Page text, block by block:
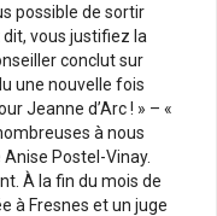
possible de sortir
dit, vous justifiez la
conclut sur
une nouvelle fois
Jeanne d’Arc ! » – «
à nous
Postel-Vinay.
À la fin du mois de
à Fresnes et un juge